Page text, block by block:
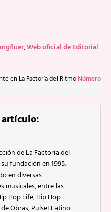
,Web oficial de Editorial
en La Factoría del Ritmo Número
de La Factoría del
fundación en 1995.
en diversas
musicales, entre las
Hop Life, Hip Hop
Obras, Pulse! Latino